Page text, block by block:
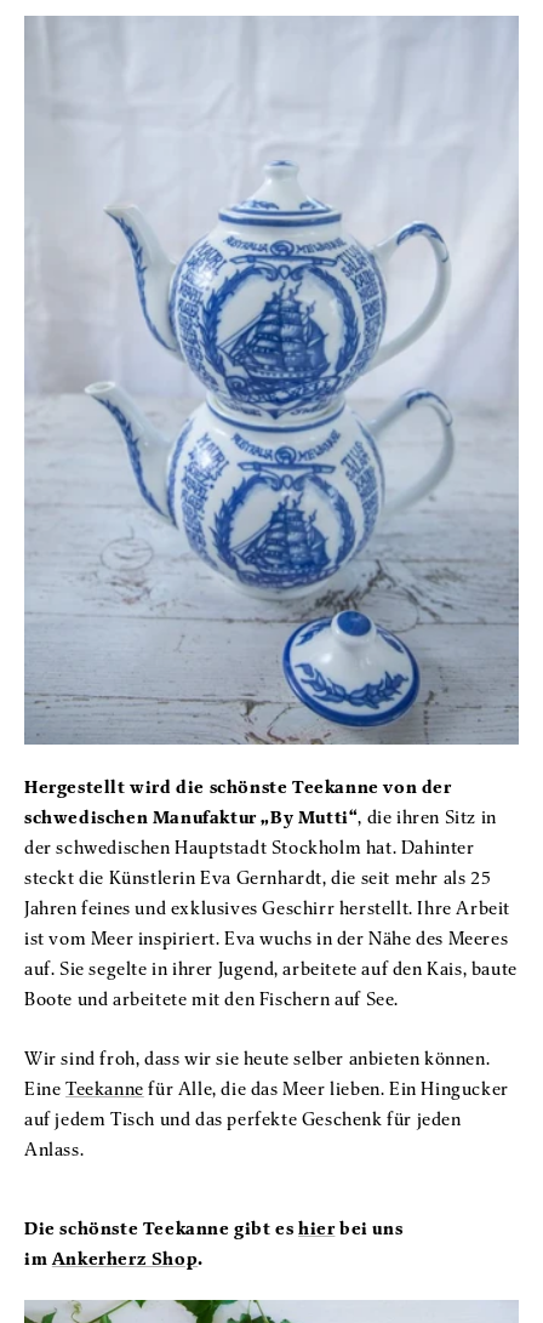
Hergestellt wird die schönste Teekanne von der
schwedischen Manufaktur „By Mutti“, die ihren Sitz in
der schwedischen Hauptstadt Stockholm hat. Dahinter
steckt die Künstlerin Eva Gernhardt, die seit mehr als 25
Jahren feines und exklusives Geschirr herstellt. Ihre Arbeit
ist vom Meer inspiriert. Eva wuchs in der Nähe des Meeres
auf. Sie segelte in ihrer Jugend, arbeitete auf den Kais, baute
Boote und arbeitete mit den Fischern auf See.
Wir sind froh, dass wir sie heute selber anbieten können.
Eine Teekanne für Alle, die das Meer lieben. Ein Hingucker
auf jedem Tisch und das perfekte Geschenk für jeden
Anlass.
Die schönste Teekanne gibt es hier bei uns
im Ankerherz Shop.